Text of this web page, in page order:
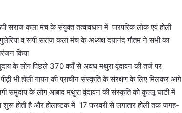
कला मंच के संयुक्त तत्वावधान में पारंपरिक लोक एवं होली
व रूपी सराज कला मंच के अध्यक्ष दयानंद गौतम ने सभी का
किया
के लोग पिछले 370 वर्षों से अवध मथुरा वृंदावन की तर्ज पर
भी होली गायन की प्राचीन संस्कृति के संरक्षण के लिए मिलकर आगे
समुदाय के लोग आबाद मथुरा वृंदावन की संस्कृति को कुल्लू घाटी में
होती है और होलाष्टक में 17 फरवरी से लगातार होली तक जगह-